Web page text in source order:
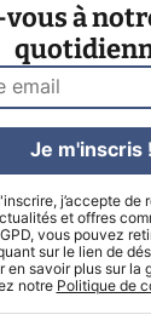
à
j’accepte de
et offres
vous pouvez
sur le lien de
en savoir plus sur la
notre Politique de
Je m'inscris !